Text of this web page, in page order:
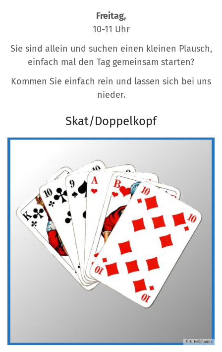
Freitag,
10-11 Uhr
Sie sind allein und suchen einen kleinen Plausch,
einfach mal den Tag gemeinsam starten?
Kommen Sie einfach rein und lassen sich bei uns
nieder.
Skat/Doppelkopf
© B. Hellmanns